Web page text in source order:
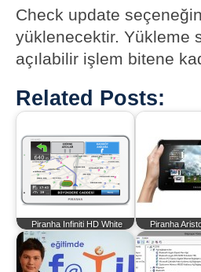
Check update
yüklenecektir. Yükleme
açılabilir işlem bitene
Related Posts:
Piranha Infiniti HD White Piranha